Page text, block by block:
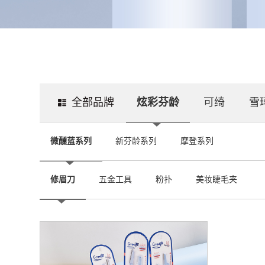
全部品牌 炫彩芬龄 可绮 雪
微醺蓝系列 新芬龄系列 摩登系列
修眉刀 五金工具 粉扑 美妆睫毛夹